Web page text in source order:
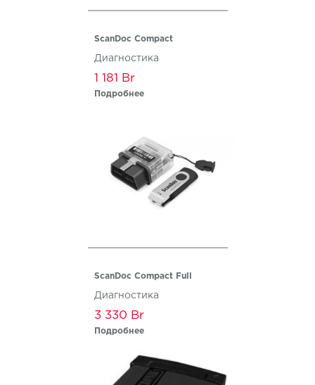
ScanDoc Compact
Диагностика
1 181
Подробнее
ScanDoc Compact Full
Диагностика
3 330
Подробнее